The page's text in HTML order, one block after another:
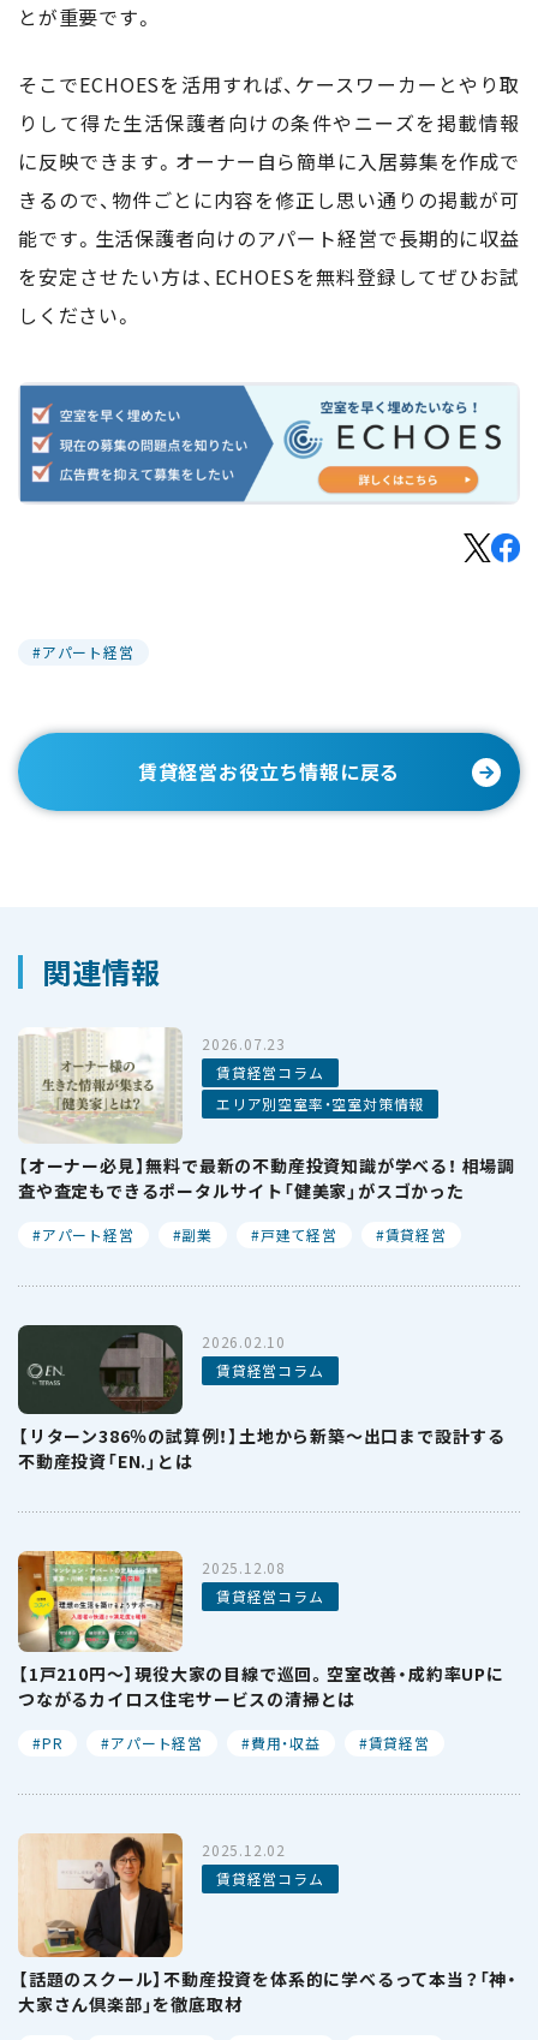
とが重要です。
そこでECHOESを活用すれば、ケースワーカーとやり取
りして得た生活保護者向けの条件やニーズを掲載情報
に反映できます。オーナー自ら簡単に入居募集を作成で
きるので、物件ごとに内容を修正し思い通りの掲載が可
能です。生活保護者向けのアパート経営で長期的に収益
を安定させたい方は、ECHOESを無料登録してぜひお試
しください。
アパート経営
賃貸経営お役立ち情報に戻る
関連情報
2026.07.23
賃貸経営コラム
エリア別空室率・空室対策情報
【オーナー必見】無料で最新の不動産投資知識が学べる！ 相場調
査や査定もできるポータルサイト「健美家」がスゴかった
アパート経営 副業 戸建て経営 賃貸経営
2026.02.10
賃貸経営コラム
【リターン386％の試算例！】土地から新築〜出口まで設計する
不動産投資「EN.」とは
2025.12.08
賃貸経営コラム
【1戸210円〜】現役大家の目線で巡回。空室改善・成約率UPに
つながるカイロス住宅サービスの清掃とは
PR アパート経営 費用・収益 賃貸経営
2025.12.02
賃貸経営コラム
【話題のスクール】不動産投資を体系的に学べるって本当？「神・
大家さん倶楽部」を徹底取材